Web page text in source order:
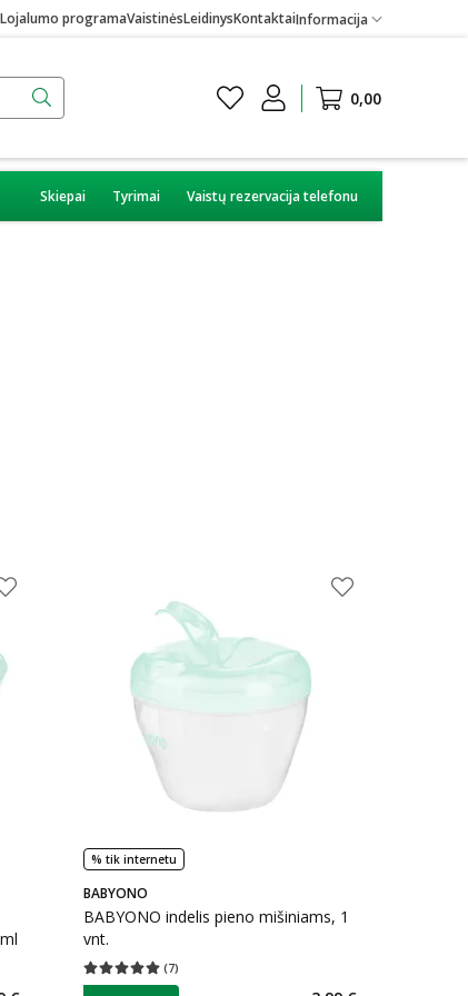
Lojalumo programaVaistinėsLeidinysKontaktaiInformacija
0,00
Skiepai Tyrimai Vaistų rezervacija telefonu
% tik internetu
BABYONO
BABYONO indelis pieno mišiniams, 1
vnt.
(7)
Vidutinis įvertinimas 5.00